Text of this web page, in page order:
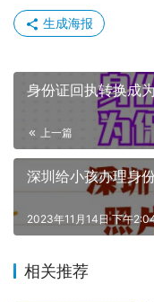
生成海报
身份证回执转换成
上一篇
深圳给小孩办理身
2023年11月14日 下午
相关推荐